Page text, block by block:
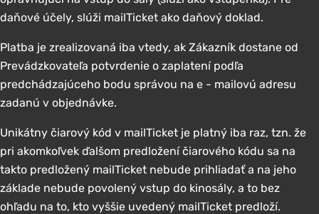
daňové účely, slúži mailTicket ako daňový doklad.
Platba je zrealizovaná iba vtedy, ak Zákazník dostane od
Prevádzkovateľa potvrdenie o zaplatení podľa
predchádzajúceho bodu správou na e - mailovú adresu
zadanú v objednávke.
Unikátny čiarový kód v mailTicket je platný iba raz, tzn. že
pri akomkoľvek ďalšom predložení čiarového kódu sa na
takto predložený mailTicket nebude prihliadať a na jeho
základe nebude povolený vstup do kinosály, a to bez
ohľadu na to, kto vyššie uvedený mailTicket predloží.